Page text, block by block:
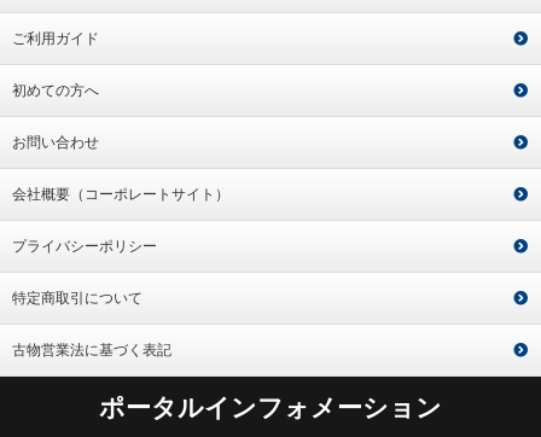
ご利用ガイド
初めての方へ
お問い合わせ
会社概要（コーポレートサイト）
プライバシーポリシー
特定商取引について
古物営業法に基づく表記
ポータルインフォメーション